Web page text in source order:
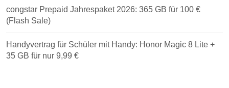
congstar Prepaid Jahrespaket 2026: 365 GB für 100 €
(Flash Sale)
Handyvertrag für Schüler mit Handy: Honor Magic 8 Lite +
35 GB für nur 9,99 €